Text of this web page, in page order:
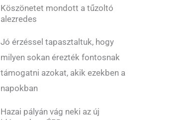
Köszönetet mondott a tűzoltó
alezredes
Jó érzéssel tapasztaltuk, hogy
milyen sokan érezték fontosnak
támogatni azokat, akik ezekben a
napokban
Hazai pályán vág neki az új